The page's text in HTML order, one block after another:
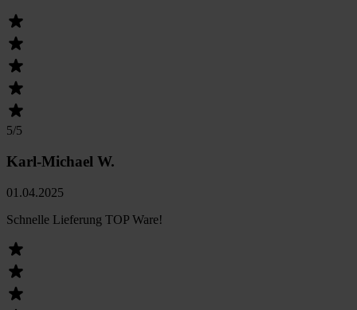
5/5
Karl-Michael W.
01.04.2025
Schnelle Lieferung TOP Ware!